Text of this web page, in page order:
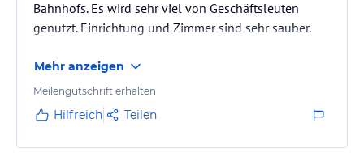
Bahnhofs. Es wird sehr viel von Geschäftsleuten
genutzt. Einrichtung und Zimmer sind sehr sauber.
Mehr anzeigen
Meilengutschrift erhalten
Hilfreich Teilen